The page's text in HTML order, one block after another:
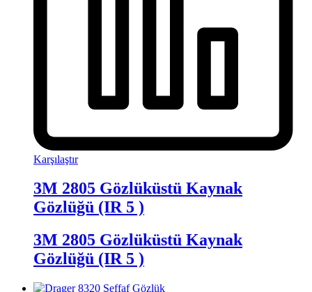
Karşılaştır
3M 2805 Gözlüküstü Kaynak
Gözlüğü (IR 5 )
3M 2805 Gözlüküstü Kaynak
Gözlüğü (IR 5 )